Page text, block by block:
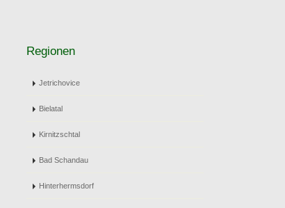
Regionen
Jetrichovice
Bielatal
Kirnitzschtal
Bad Schandau
Hinterhermsdorf